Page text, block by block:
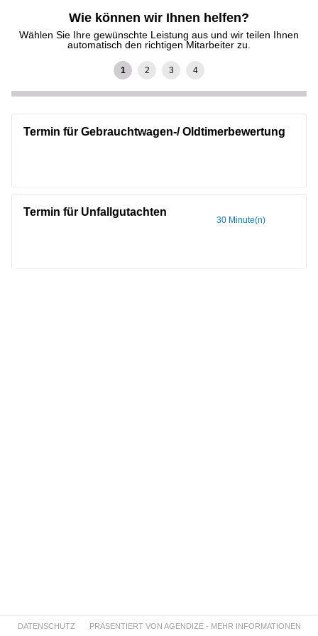
Wie können wir Ihnen helfen?
Wählen Sie Ihre gewünschte Leistung aus und wir teilen Ihnen
automatisch den richtigen Mitarbeiter zu.
Termin für Gebrauchtwagen-/ Oldtimerbewertung
Termin für Unfallgutachten
30 Minute(n)
DATENSCHUTZ PRÄSENTIERT VON AGENDIZE - MEHR INFORMATIONEN